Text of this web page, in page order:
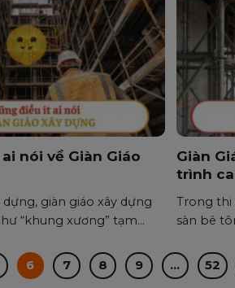
nói về Giàn Giáo
giàn giáo xây dựng
“khung xương” tạm...
Giàn
trình
Trong thi
sàn bê
6 7 8 9 … 52